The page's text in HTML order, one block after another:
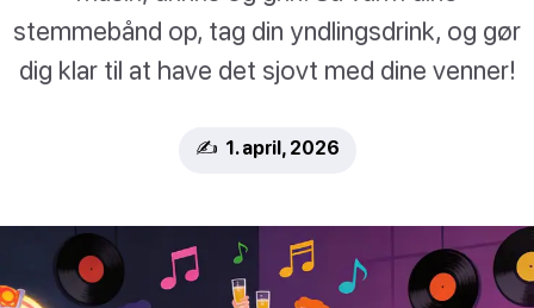
stemmebånd op, tag din yndlingsdrink, og gør
dig klar til at have det sjovt med dine venner!
✍️ 1. april, 2026